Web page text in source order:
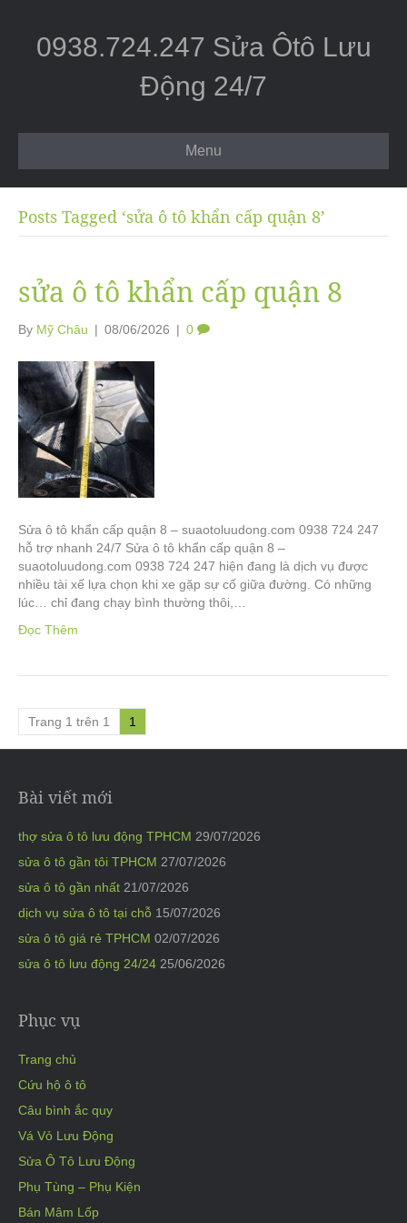
0938.724.247 Sửa Ôtô Lưu
Động 24/7
Menu
Posts Tagged ‘sửa ô tô khẩn cấp quận 8’
sửa ô tô khẩn cấp quận 8
By Mỹ Châu | 08/06/2026 | 0
Sửa ô tô khẩn cấp quận 8 – suaotoluudong.com 0938 724 247
hỗ trợ nhanh 24/7 Sửa ô tô khẩn cấp quận 8 –
suaotoluudong.com 0938 724 247 hiện đang là dịch vụ được
nhiều tài xế lựa chọn khi xe gặp sự cố giữa đường. Có những
lúc… chỉ đang chạy bình thường thôi,…
Đọc Thêm
Trang 1 trên 1 1
Bài viết mới
thợ sửa ô tô lưu động TPHCM 29/07/2026
sửa ô tô gần tôi TPHCM 27/07/2026
sửa ô tô gần nhất 21/07/2026
dịch vụ sửa ô tô tại chỗ 15/07/2026
sửa ô tô giá rẻ TPHCM 02/07/2026
sửa ô tô lưu động 24/24 25/06/2026
Phục vụ
Trang chủ
Cứu hộ ô tô
Câu bình ắc quy
Vá Vỏ Lưu Động
Sửa Ô Tô Lưu Động
Phụ Tùng – Phụ Kiện
Bán Mâm Lốp